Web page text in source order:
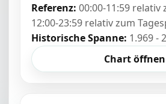
Referenz: 00:00-11:59 relativ
12:00-23:59 relativ zum
Historische Spanne: 1.969 -
Chart öffnen